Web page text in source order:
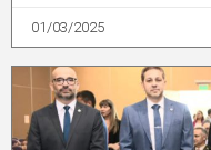
01/03/2025